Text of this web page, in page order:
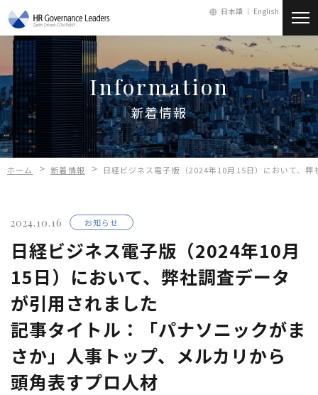
日本語 ｜ English
新着情報
会社情報
サービス
お問い合わせ
メールマガジン
会員ログイン
Information
新着情報
ホーム > 新着情報 > 日経ビジネス電子版（2024年10月15日）において、
2024.10.16 お知らせ
日経ビジネス電子版（2024年10月
15日）において、弊社調査データ
が引用されました
記事タイトル：「パナソニックがま
さか」人事トップ、メルカリから
頭角表すプロ人材